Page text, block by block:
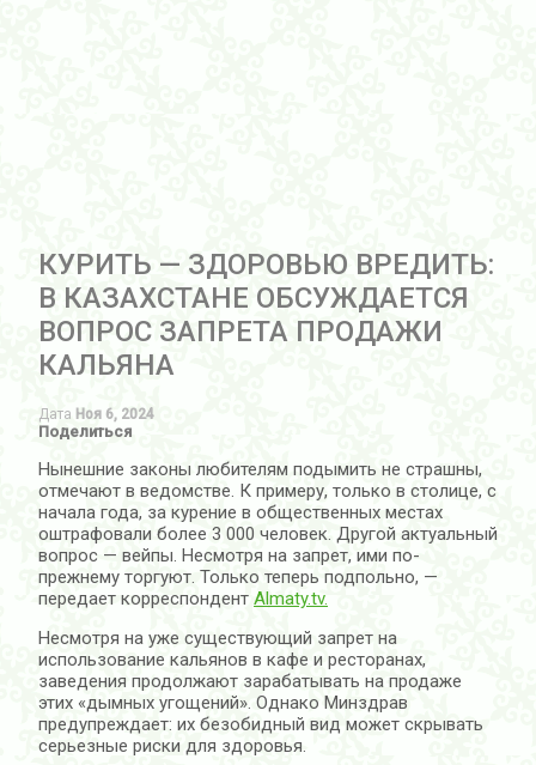
КУРИТЬ — ЗДОРОВЬЮ ВРЕДИТЬ:
В КАЗАХСТАНЕ ОБСУЖДАЕТСЯ
ВОПРОС ЗАПРЕТА ПРОДАЖИ
КАЛЬЯНА
Дата Ноя 6, 2024
Поделиться
Нынешние законы любителям подымить не страшны,
отмечают в ведомстве. К примеру, только в столице, с
начала года, за курение в общественных местах
оштрафовали более 3 000 человек. Другой актуальный
вопрос — вейпы. Несмотря на запрет, ими по-
прежнему торгуют. Только теперь подпольно, —
передает корреспондент Almaty.tv.
Несмотря на уже существующий запрет на
использование кальянов в кафе и ресторанах,
заведения продолжают зарабатывать на продаже
этих «дымных угощений». Однако Минздрав
предупреждает: их безобидный вид может скрывать
серьезные риски для здоровья.